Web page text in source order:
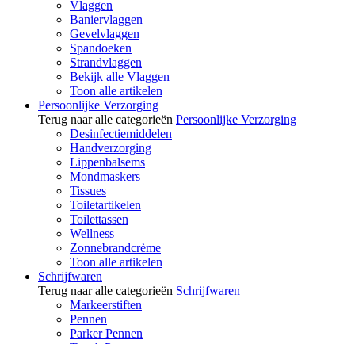
Vlaggen
Baniervlaggen
Gevelvlaggen
Spandoeken
Strandvlaggen
Bekijk alle Vlaggen
Toon alle artikelen
Persoonlijke Verzorging
Terug naar alle categorieën Persoonlijke Verzorging
Desinfectiemiddelen
Handverzorging
Lippenbalsems
Mondmaskers
Tissues
Toiletartikelen
Toilettassen
Wellness
Zonnebrandcrème
Toon alle artikelen
Schrijfwaren
Terug naar alle categorieën Schrijfwaren
Markeerstiften
Pennen
Parker Pennen